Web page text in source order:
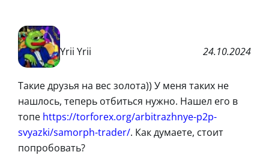
Yrii Yrii 24.10.2024
Такие друзья на вес золота)) У меня таких не
нашлось, теперь отбиться нужно. Нашел его в
топе https://torforex.org/arbitrazhnye-p2p-
svyazki/samorph-trader/. Как думаете, стоит
попробовать?